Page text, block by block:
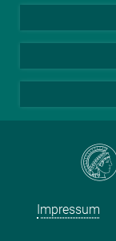
Schulen
Studierende
Facebook
YouTube
Impressum